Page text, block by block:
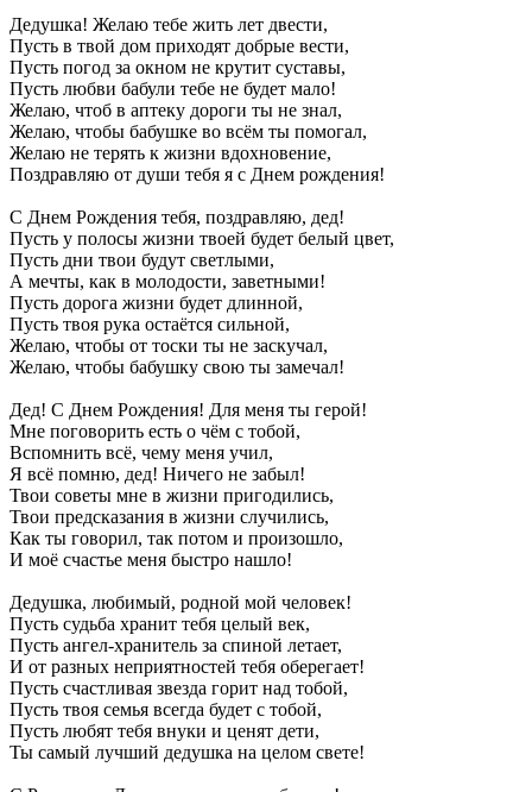
Дедушка! Желаю тебе жить лет двести,
Пусть в твой дом приходят добрые вести,
Пусть погод за окном не крутит суставы,
Пусть любви бабули тебе не будет мало!
Желаю, чтоб в аптеку дороги ты не знал,
Желаю, чтобы бабушке во всём ты помогал,
Желаю не терять к жизни вдохновение,
Поздравляю от души тебя я с Днем рождения!
С Днем Рождения тебя, поздравляю, дед!
Пусть у полосы жизни твоей будет белый цвет,
Пусть дни твои будут светлыми,
А мечты, как в молодости, заветными!
Пусть дорога жизни будет длинной,
Пусть твоя рука остаётся сильной,
Желаю, чтобы от тоски ты не заскучал,
Желаю, чтобы бабушку свою ты замечал!
Дед! С Днем Рождения! Для меня ты герой!
Мне поговорить есть о чём с тобой,
Вспомнить всё, чему меня учил,
Я всё помню, дед! Ничего не забыл!
Твои советы мне в жизни пригодились,
Твои предсказания в жизни случились,
Как ты говорил, так потом и произошло,
И моё счастье меня быстро нашло!
Дедушка, любимый, родной мой человек!
Пусть судьба хранит тебя целый век,
Пусть ангел-хранитель за спиной летает,
И от разных неприятностей тебя оберегает!
Пусть счастливая звезда горит над тобой,
Пусть твоя семья всегда будет с тобой,
Пусть любят тебя внуки и ценят дети,
Ты самый лучший дедушка на целом свете!